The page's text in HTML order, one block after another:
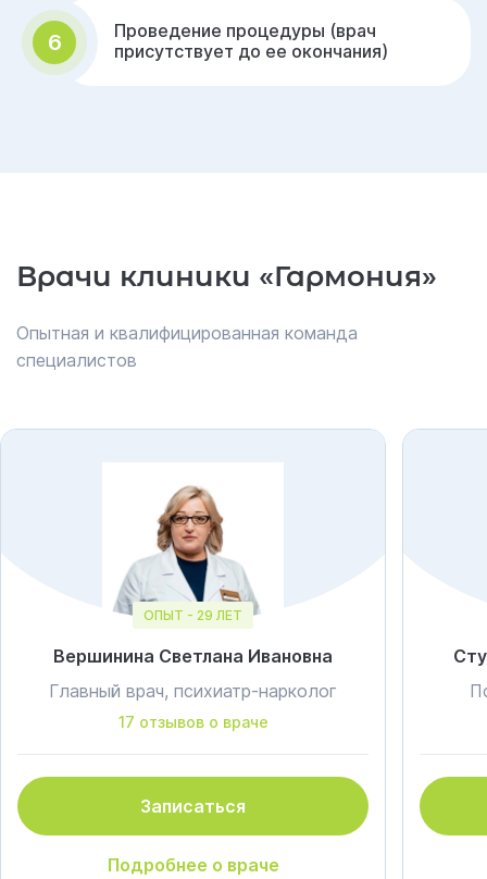
6
Проведение процедуры (врач
присутствует до ее окончания)
Врачи клиники «Гармония»
Опытная и квалифицированная команда
специалистов
ОПЫТ - 29 ЛЕТ
Вершинина Светлана Ивановна
Главный врач, психиатр-нарколог
17 отзывов о враче
Записаться
Подробнее о враче